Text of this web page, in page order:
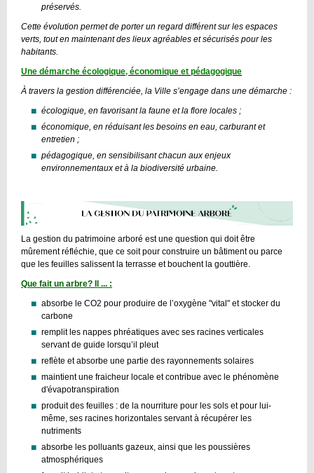
préservés.
Cette évolution permet de porter un regard différent sur les espaces
verts, tout en maintenant des lieux agréables et sécurisés pour les
habitants.
Une démarche écologique, économique et pédagogique
À travers la gestion différenciée, la Ville s’engage dans une démarche :
écologique, en favorisant la faune et la flore locales ;
économique, en réduisant les besoins en eau, carburant et
entretien ;
pédagogique, en sensibilisant chacun aux enjeux
environnementaux et à la biodiversité urbaine.
La gestion du patrimoine arboré est une question qui doit être
mûrement réfléchie, que ce soit pour construire un bâtiment ou parce
que les feuilles salissent la terrasse et bouchent la gouttière.
Que fait un arbre? Il ... :
absorbe le CO2 pour produire de l’oxygène "vital" et stocker du
carbone
remplit les nappes phréatiques avec ses racines verticales
servant de guide lorsqu’il pleut
reflète et absorbe une partie des rayonnements solaires
maintient une fraicheur locale et contribue avec le phénomène
d'évapotranspiration
produit des feuilles : de la nourriture pour les sols et pour lui-
même, ses racines horizontales servant à récupérer les
nutriments
absorbe les polluants gazeux, ainsi que les poussières
atmosphériques